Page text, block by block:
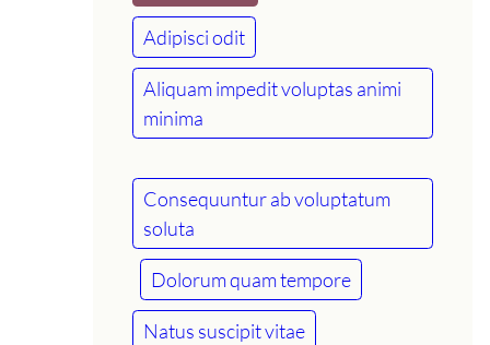
Adipisci odit
Aliquam impedit voluptas animi
minima
Consequuntur ab voluptatum
soluta
Dolorum quam tempore
Natus suscipit vitae